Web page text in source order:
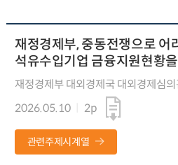
재정경제부, 중동전쟁으로 어
석유수입기업 금융지원현황
재정경제부 대외경제국 대외경제심
2026.05.10
2p
관련주제시계열